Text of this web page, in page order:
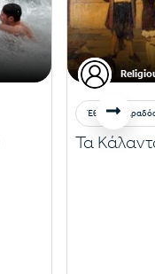
Έθιμα &
Τα